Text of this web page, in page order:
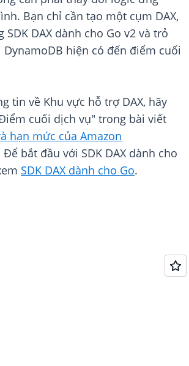
Bạn chỉ cần tạo một cụm DAX,
SDK DAX dành cho Go v2 và trỏ
DynamoDB hiện có đến điểm cuối
tin về Khu vực hỗ trợ DAX, hãy
cuối dịch vụ" trong bài viết
hạn mức của Amazon
Để bắt đầu với SDK DAX dành cho
SDK DAX dành cho Go.